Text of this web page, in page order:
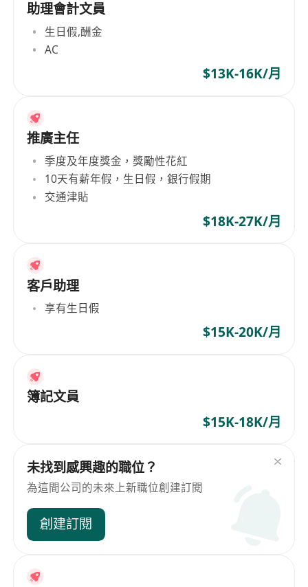
助理會計文員
生日假,酬金
AC
$13K-16K/月
推廣主任
季度及年度獎金，獎勵性花紅
10天有薪年假，生日假，銀行假期
交通津貼
$18K-27K/月
客戶助理
享有生日假
$15K-20K/月
簿記文員
$15K-18K/月
未找到感興趣的職位？
為這間公司的未來上新職位創建訂閱
創建訂閱